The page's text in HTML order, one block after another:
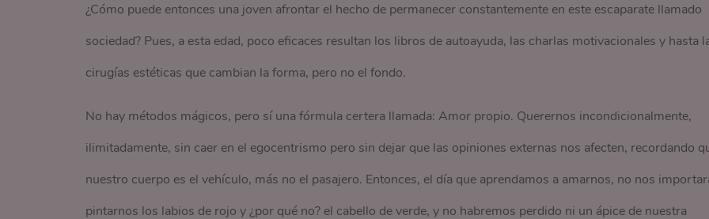
¿Cómo puede entonces una joven afrontar el hecho de permanecer constantemente en este escaparate llamado
sociedad? Pues, a esta edad, poco eficaces resultan los libros de autoayuda, las charlas motivacionales y hasta
cirugías estéticas que cambian la forma, pero no el fondo.
No hay métodos mágicos, pero sí una fórmula certera llamada: Amor propio. Querernos incondicionalmente,
ilimitadamente, sin caer en el egocentrismo pero sin dejar que las opiniones externas nos afecten, recordando
nuestro cuerpo es el vehículo, más no el pasajero. Entonces, el día que aprendamos a amarnos, no nos
pintarnos los labios de rojo y ¿por qué no? el cabello de verde, y no habremos perdido ni un ápice de nuestra